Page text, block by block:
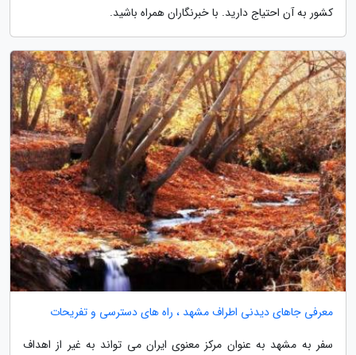
کشور به آن احتیاج دارید. با خبرنگاران همراه باشید.
معرفی جاهای دیدنی اطراف مشهد ، راه های دسترسی و تفریحات
سفر به مشهد به عنوان مرکز معنوی ایران می تواند به غیر از اهداف